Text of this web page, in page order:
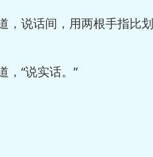
说话间，用两根手指比划
“说实话。”